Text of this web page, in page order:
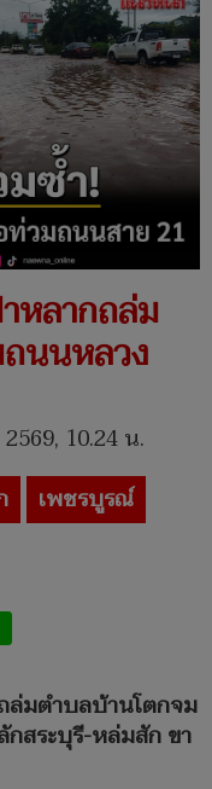
หลากถล่ม
นนหลวง
10.24 น.
เพชรบูรณ์
ล่มตำบลบ้านโตกจม
กสระบุรี-หล่มสัก ขา